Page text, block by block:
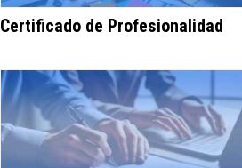
Certificado de Profesionalidad